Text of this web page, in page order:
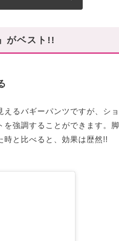
がベスト!!
るバギーパンツですが、ショ
強調することができます。脚
時と比べると、効果は歴然!!